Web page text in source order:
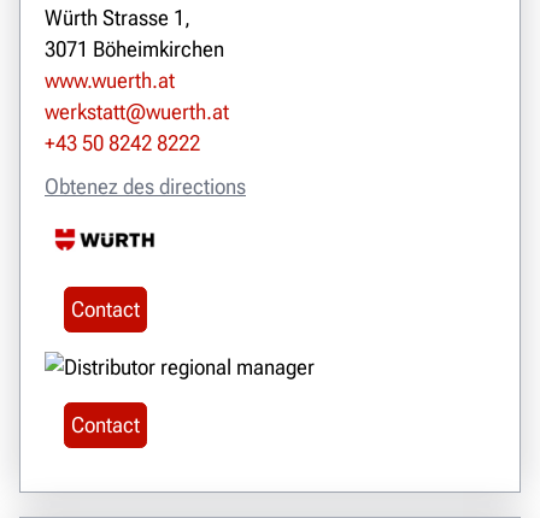
Würth Strasse 1,
3071 Böheimkirchen
www.wuerth.at
werkstatt@wuerth.at
+43 50 8242 8222
Obtenez des directions
Contact
Contact